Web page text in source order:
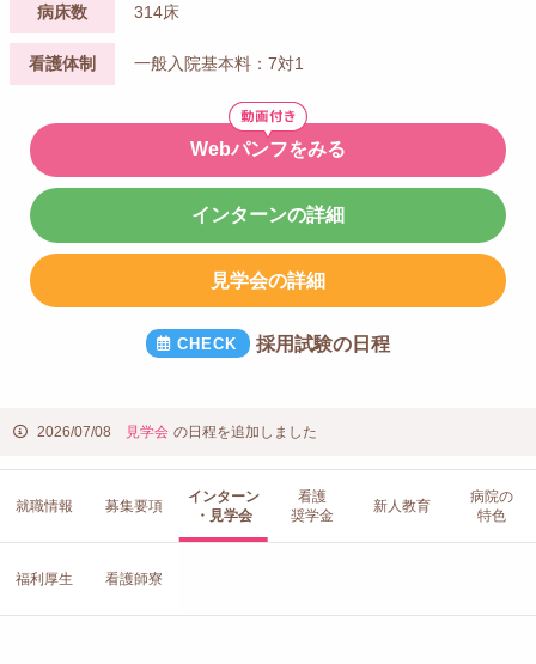
病床数 314床
看護体制 一般入院基本料：7対1
Webパンフをみる
インターンの詳細
見学会の詳細
採用試験の日程
2026/07/08 見学会 の日程を追加しました
就職情報 募集要項
インターン
・見学会
看護
奨学金
新人教育
病院の
特色
福利厚生 看護師寮